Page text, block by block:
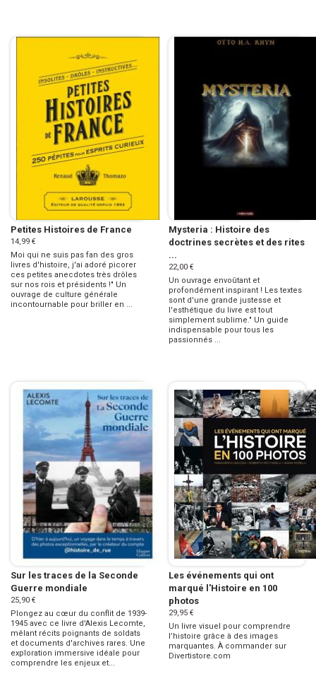
Petites Histoires de France
14,99 €
Moi qui ne suis pas fan des gros
livres d'histoire, j'ai adoré picorer
ces petites anecdotes très drôles
sur nos rois et présidents !" Un
ouvrage de culture générale
incontournable pour briller en ...
Mysteria : Histoire des
doctrines secrètes et des rites
...
22,00 €
Un ouvrage envoûtant et
profondément inspirant ! Les textes
sont d'une grande justesse et
l'esthétique du livre est tout
simplement sublime." Un guide
indispensable pour tous les
passionnés ...
Sur les traces de la Seconde
Guerre mondiale
25,90 €
Plongez au cœur du conflit de 1939-
1945 avec ce livre d'Alexis Lecomte,
mêlant récits poignants de soldats
et documents d'archives rares. Une
exploration immersive idéale pour
comprendre les enjeux et...
Les événements qui ont
marqué l'Histoire en 100
photos
29,95 €
Un livre visuel pour comprendre
l’histoire grâce à des images
marquantes. À commander sur
Divertistore.com